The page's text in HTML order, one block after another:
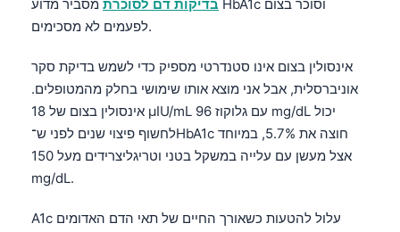
בדיקות דם לסוכרת מסביר מדוע HbA1c וסוכר בצום
לפעמים לא מסכימים.
אינסולין בצום אינו סטנדרטי מספיק כדי לשמש בדיקת סקר
אוניברסלית, אבל אני מוצא אותו שימושי בחלק מהמטופלים.
אינסולין בצום של 18 µIU/mL עם גלוקוז 96 mg/dL יכול
לחשוף פיצוי שנים לפני ש־HbA1c חוצה את 5.7%, במיוחד
אצל מעשן עם עלייה במשקל בטני וטריגליצרידים מעל 150
mg/dL.
A1c עלול להטעות כשאורך החיים של תאי הדם האדומים
Latviešu valoda
Македонски јазик
Euskara
Occitan